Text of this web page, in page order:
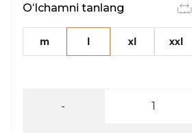
Oʻlchamni tanlang
m l xl xxl
-